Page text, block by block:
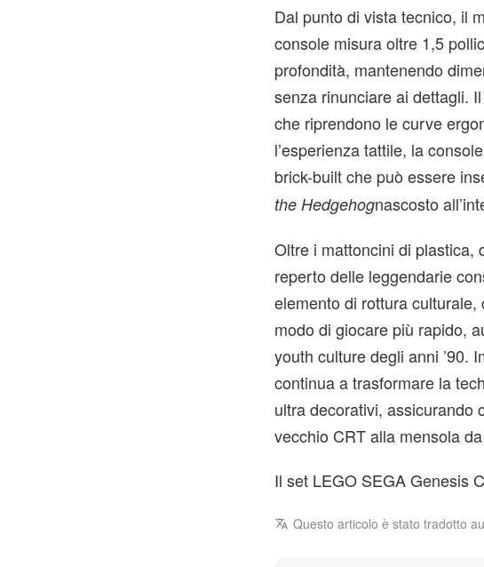
Dal punto di vista tecnico, il
console misura oltre 1,5
profondità, mantenendo
senza rinunciare ai dettagli.
che riprendono le curve
l’esperienza tattile, la
brick-built che può essere
the Hedgehognascosto
Oltre i mattoncini di plastica,
reperto delle leggendarie
elemento di rottura
modo di giocare più rapido,
youth culture degli anni ’90.
continua a trasformare la
ultra decorativi, assicurando
vecchio CRT alla mensola
Il set LEGO SEGA Genesis
Questo articolo è stato tradotto